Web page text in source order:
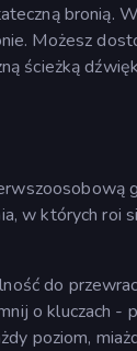
bronią.
Możesz
ścieżką
w których roi
do
o kluczach -
poziom,